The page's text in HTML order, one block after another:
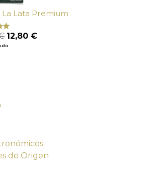
Lata Premium
El
precio
12,80 €El
de Origen